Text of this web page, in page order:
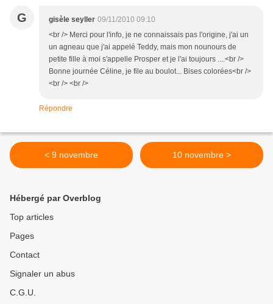
G gisèle seyller 09/11/2010 09:10
<br /> Merci pour l'info, je ne connaissais pas l'origine, j'ai un
un agneau que j'ai appelé Teddy, mais mon nounours de
petite fille à moi s'appelle Prosper et je l'ai toujours ....<br />
Bonne journée Céline, je file au boulot... Bises colorées<br />
<br /> <br />
Répondre
< 9 novembre 10 novembre >
Hébergé par Overblog
Top articles
Pages
Contact
Signaler un abus
C.G.U.